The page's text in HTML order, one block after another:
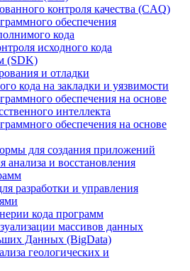
контроля качества (CAQ)
обеспечения
кода
исходного кода
(SDK)
и отладки
кода на закладки и уязвимости
обеспечения на основе
интеллекта
обеспечения на основе
для создания приложений
и восстановления
разработки и управления
кода программ
массивов данных
Данных (BigData)
геологических и